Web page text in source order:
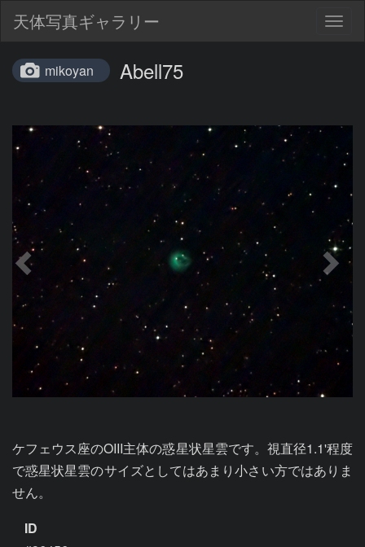
天体写真ギャラリー
mikoyan Abell75
ケフェウス座のOIII主体の惑星状星雲です。視直径1.1'程度
で惑星状星雲のサイズとしてはあまり小さい方ではありま
せん。
ID